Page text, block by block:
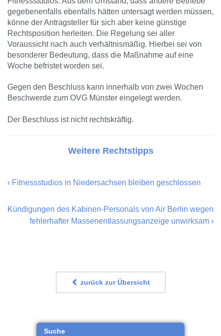
gegebenenfalls ebenfalls hätten untersagt werden müssen,
könne der Antragsteller für sich aber keine günstige
Rechtsposition herleiten. Die Regelung sei aller
Voraussicht nach auch verhältnismäßig. Hierbei sei von
besonderer Bedeutung, dass die Maßnahme auf eine
Woche befristet worden sei.
Gegen den Beschluss kann innerhalb von zwei Wochen
Beschwerde zum OVG Münster eingelegt werden.
Der Beschluss ist nicht rechtskräftig.
Weitere Rechtstipps
‹ Fitnessstudios in Niedersachsen bleiben geschlossen
Kündigungen des Kabinen-Personals von Air Berlin wegen
fehlerhafter Massenentlassungsanzeige unwirksam ›
zurück zur Übersicht
Suche